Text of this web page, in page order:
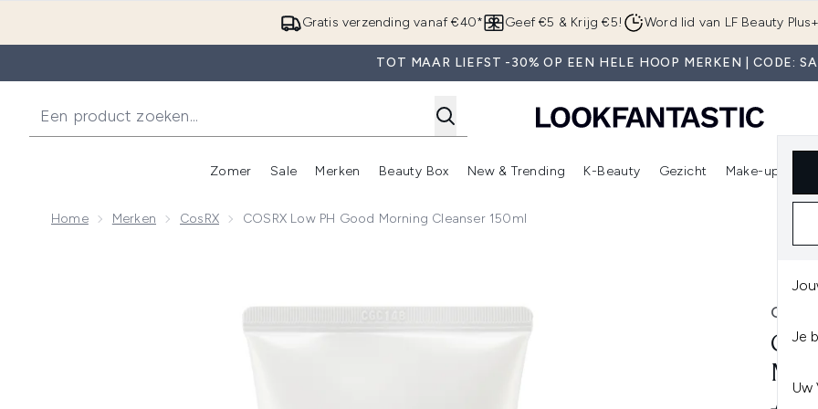
Overslaan naar de hoofdinhoud
Gratis verzending vanaf €40* Geef €5 & Krijg €5! Word lid van LF Beauty Plus+
TOT MAAR LIEFST -30% OP EEN HELE HOOP MERKEN | CODE:
Je
Uw
Zomer
Enter submenu (Zomer)
Sale
Enter submenu (Sale)
Merken
Enter submenu (Merken)
Beauty Box
Enter submenu (Beauty Box)
New & Trending
Enter submenu (New & Trending)
K-Beauty
Enter submenu (K-Beauty)
Gezicht Make-up
Home Merken CosRX COSRX Low PH Good Morning Cleanser 150ml